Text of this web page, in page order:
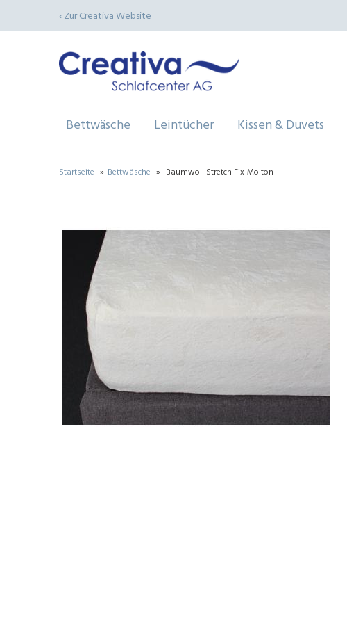
‹ Zur Creativa Website
Bettwäsche Leintücher Kissen & Duvets
Startseite » Bettwäsche » Baumwoll Stretch Fix-Molton